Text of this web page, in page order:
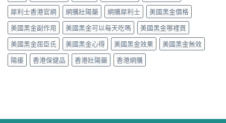
犀利士香港官網
網購壯陽藥 網購犀利士
美國黑金價格
美國黑金副作用
美國黑金可以每天吃嗎
美國黑金哪裡買
美國黑金屈臣氏
美國黑金心得 美國黑金效果
美國黑金無效
陽痿
香港保健品 香港壯陽藥 香港網購